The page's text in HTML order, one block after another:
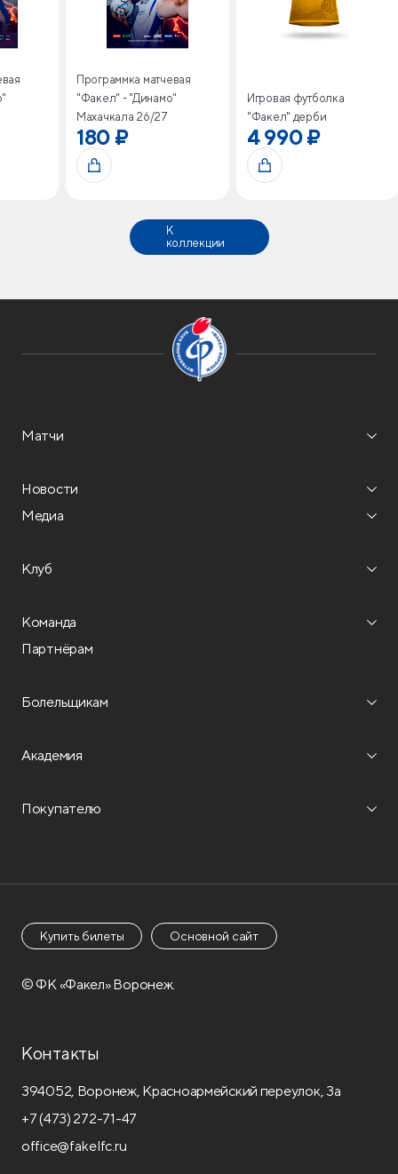
Программка матчевая
"Факел" - "Динамо"
Махачкала 26/27
180 ₽
Игровая футболка
"Факел" дерби
4 990 ₽
К
коллекции
Матчи
Новости
Медиа
Клуб
Команда
Партнёрам
Болельщикам
Академия
Покупателю
Купить билеты Основной сайт
© ФК «Факел» Воронеж.
Контакты
394052, Воронеж, Красноармейский переулок, 3а
+7 (473) 272-71-47
office@fakelfc.ru